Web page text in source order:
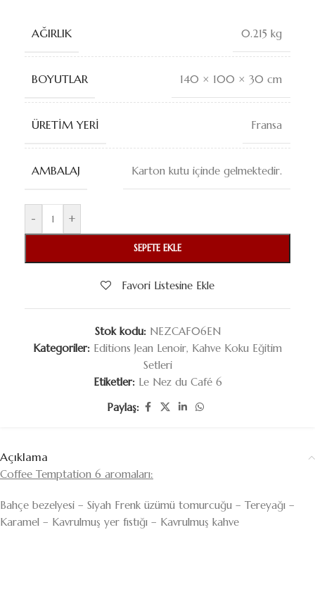
AĞIRLIK 0.215 kg
BOYUTLAR 140 × 100 × 30 cm
ÜRETIM YERI Fransa
AMBALAJ Karton kutu içinde gelmektedir.
- +
SEPETE EKLE
Favori Listesine Ekle
Stok kodu: NEZCAF06EN
Kategoriler: Editions Jean Lenoir, Kahve Koku Eğitim
Setleri
Etiketler: Le Nez du Café 6
Paylaş:
Açıklama
Coffee Temptation 6 aromaları:
Bahçe bezelyesi – Siyah Frenk üzümü tomurcuğu – Tereyağı –
Karamel – Kavrulmuş yer fıstığı – Kavrulmuş kahve